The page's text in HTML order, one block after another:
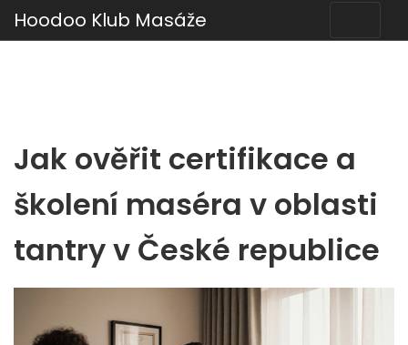
Hoodoo Klub Masáže
Jak ověřit certifikace a
školení maséra v oblasti
tantry v České republice